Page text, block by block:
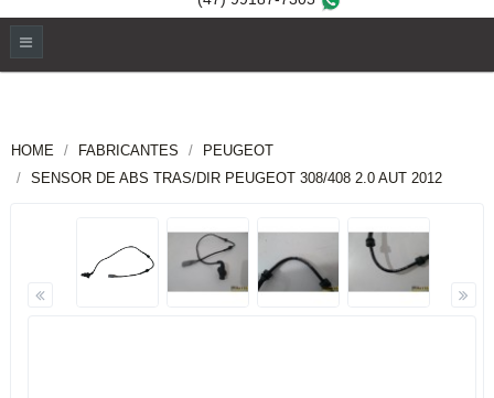
HOME FABRICANTES
PEUGEOT
SENSOR DE ABS TRAS/DIR PEUGEOT 308/408 2.0 AUT 2012